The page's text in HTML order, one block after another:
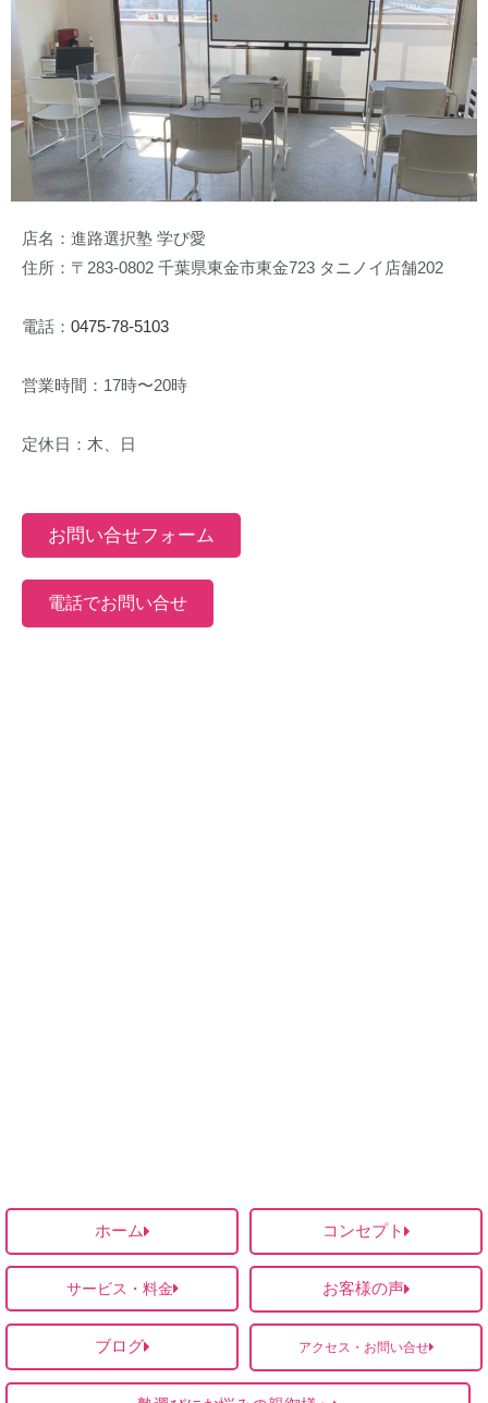
店名：進路選択塾 学び愛
住所：〒283-0802 千葉県東金市東金723 タニノイ店舗202
電話： 0475-78-5103
営業時間：17時〜20時
定休日：木、日
お問い合せフォーム
電話でお問い合せ
ホーム コンセプト
サービス・料金 お客様の声
ブログ アクセス・お問い合せ